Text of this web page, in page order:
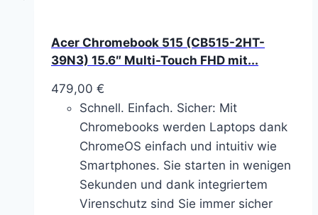
Acer Chromebook 515 (CB515-2HT-
39N3) 15.6″ Multi-Touch FHD mit...
479,00 €
Schnell. Einfach. Sicher: Mit
Chromebooks werden Laptops dank
ChromeOS einfach und intuitiv wie
Smartphones. Sie starten in wenigen
Sekunden und dank integriertem
Virenschutz sind Sie immer sicher